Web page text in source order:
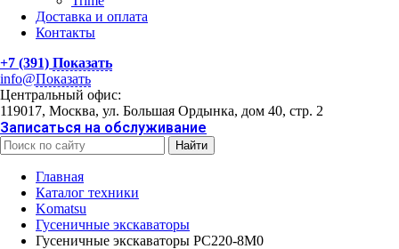
Доставка и оплата
Контакты
+7 (391) Показать
info@Показать
Центральный офис:
119017, Москва, ул. Большая Ордынка, дом 40, стр. 2
Записаться на обслуживание
Найти
Главная
Каталог техники
Komatsu
Гусеничные экскаваторы
Гусеничные экскаваторы PC220-8M0